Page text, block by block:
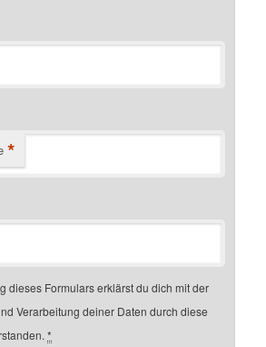
*
dieses Formulars erklärst du dich mit der
Verarbeitung deiner Daten durch diese
*